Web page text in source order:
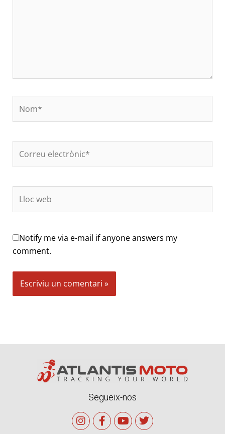
electrònic*
web
Notify me via e-mail if anyone answers my
comment.
Segueix-nos
n
s
F
a
c
o
u
w
i